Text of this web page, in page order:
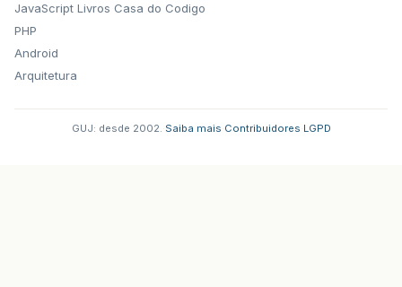
JavaScript
PHP
Android
Arquitetura
Livros Casa do Codigo
GUJ: desde 2002. Saiba mais Contribuidores LGPD